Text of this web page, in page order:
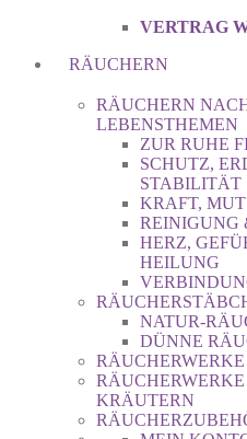
VERTRAG
RÄUCHERN
RÄUCHERN
LEBENSTHEMEN
ZUR RUHE
SCHUTZ,
STABILITÄT
KRAFT,
REINIGUNG
HERZ,
HEILUNG
NATUR-
DÜNNE
KRÄUTERN